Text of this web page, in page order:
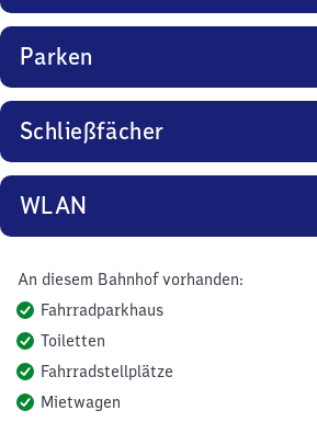
Parken
Schließfächer
WLAN
An diesem Bahnhof vorhanden:
Fahrradparkhaus
Toiletten
Fahrradstellplätze
Mietwagen